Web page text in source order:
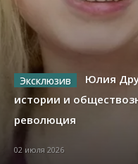
Юлия
истории и
революция
02 июля 2026